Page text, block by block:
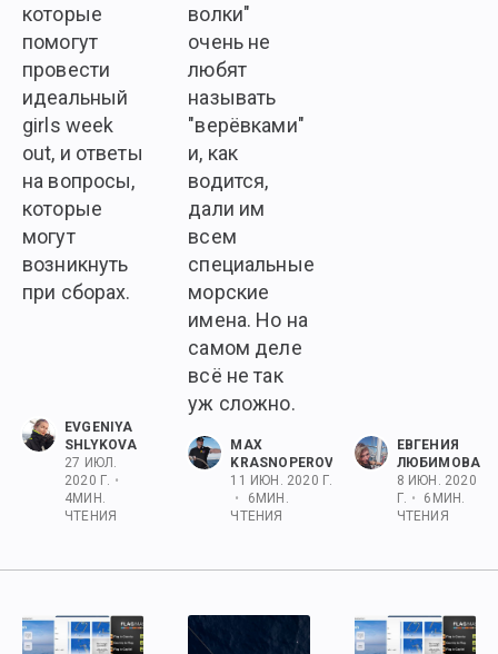
которые
помогут
провести
идеальный
girls week
out, и ответы
на вопросы,
которые
могут
возникнуть
при сборах.
EVGENIYA
SHLYKOVA
27 ИЮЛ.
2020 Г. •
4МИН.
ЧТЕНИЯ
волки"
очень не
любят
называть
"верёвками"
и, как
водится,
дали им
всем
специальные
морские
имена. Но на
самом деле
всё не так
уж сложно.
MAX
KRASNOPEROV
11 ИЮН. 2020 Г.
•
6 МИН.
ЧТЕНИЯ
ЕВГЕНИЯ
ЛЮБИМОВА
8 ИЮН. 2020
Г. • 6 МИН.
ЧТЕНИЯ